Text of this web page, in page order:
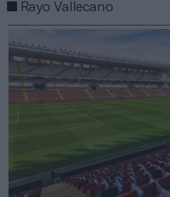
Rayo Vallecano